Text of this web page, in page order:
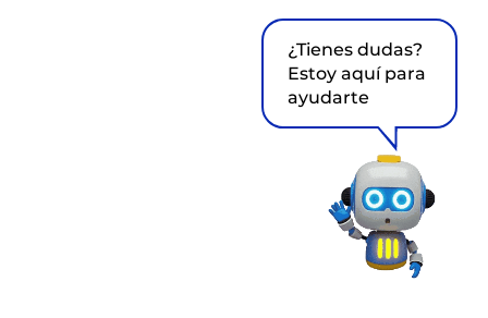
¿Tienes dudas?
Estoy aquí para
ayudarte